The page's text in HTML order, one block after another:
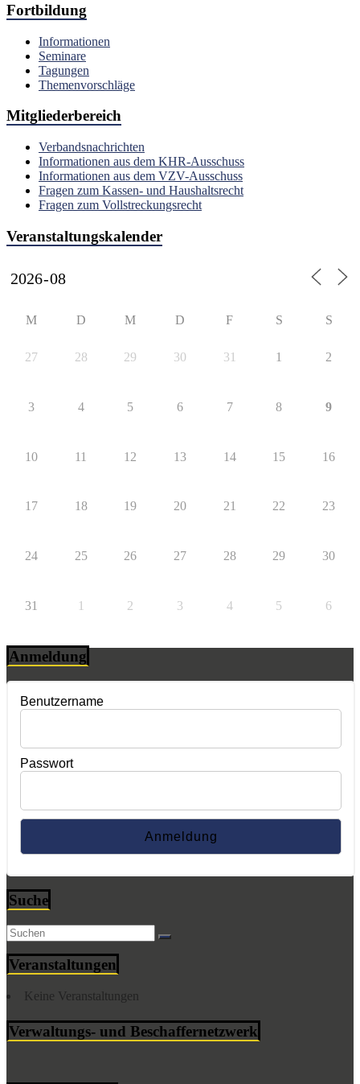
Fortbildung
Informationen
Seminare
Tagungen
Themenvorschläge
Mitgliederbereich
Verbandsnachrichten
Informationen aus dem KHR-Ausschuss
Informationen aus dem VZV-Ausschuss
Fragen zum Kassen- und Haushaltsrecht
Fragen zum Vollstreckungsrecht
Veranstaltungskalender
M D M D F S S
27 28 29 30 31 1 2
3 4 5 6 7 8 9
10 11 12 13 14 15 16
17 18 19 20 21 22 23
24 25 26 27 28 29 30
31 1 2 3 4 5 6
Anmeldung
Benutzername
Passwort
Suche
Veranstaltungen
Keine Veranstaltungen
Verwaltungs- und Beschaffernetzwerk